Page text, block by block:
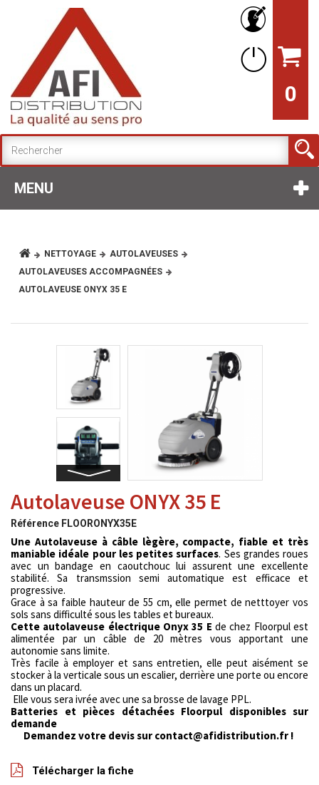
0
MENU
NETTOYAGE
AUTOLAVEUSES
AUTOLAVEUSES ACCOMPAGNÉES
AUTOLAVEUSE ONYX 35 E
Autolaveuse ONYX 35 E
Référence FLOORONYX35E
Une Autolaveuse à câble lègère, compacte, fiable et très
maniable idéale pour les petites surfaces. Ses grandes roues
avec un bandage en caoutchouc lui assurent une excellente
stabilité. Sa transmssion semi automatique est efficace et
progressive.
Grace à sa faible hauteur de 55 cm, elle permet de netttoyer vos
sols sans difficulté sous les tables et bureaux.
Cette autolaveuse électrique Onyx 35 E de chez Floorpul est
alimentée par un câble de 20 mètres vous apportant une
autonomie sans limite.
Très facile à employer et sans entretien, elle peut aisément se
stocker à la verticale sous un escalier, derrière une porte ou encore
dans un placard.
Elle vous sera ivrée avec une sa brosse de lavage PPL.
Batteries et pièces détachées Floorpul disponibles sur
demande
Demandez votre devis sur contact@afidistribution.fr !
Télécharger la fiche